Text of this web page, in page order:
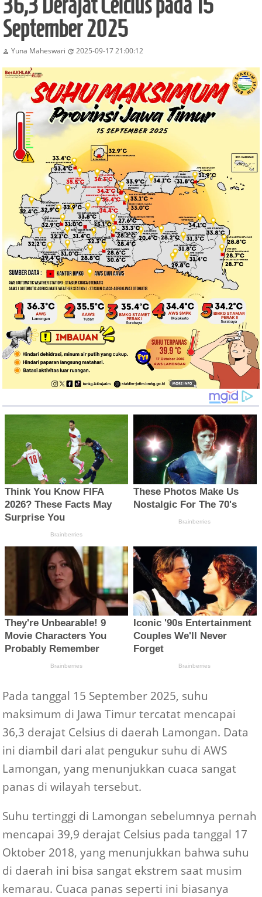
36,3 Derajat Celcius pada 15
September 2025
 Yuna Maheswari  2025-09-17 21:00:12
Pada tanggal 15 September 2025, suhu
maksimum di Jawa Timur tercatat mencapai
36,3 derajat Celsius di daerah Lamongan. Data
ini diambil dari alat pengukur suhu di AWS
Lamongan, yang menunjukkan cuaca sangat
panas di wilayah tersebut.
Suhu tertinggi di Lamongan sebelumnya pernah
mencapai 39,9 derajat Celsius pada tanggal 17
Oktober 2018, yang menunjukkan bahwa suhu
di daerah ini bisa sangat ekstrem saat musim
kemarau. Cuaca panas seperti ini biasanya